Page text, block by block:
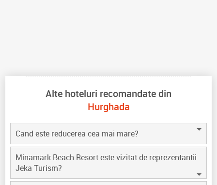
Alte hoteluri recomandate din
Hurghada
Cand este reducerea cea mai mare?
Minamark Beach Resort este vizitat de reprezentantii
Jeka Turism?